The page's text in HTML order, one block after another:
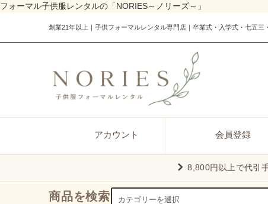
フォーマル子供服レンタルの「NORIES～ノリーズ～」
創業21年以上｜子供フォーマルレンタル専門店｜卒業式・入学式・七五三
アカウント 会員登録
8,800円以上で代引
商品を検索